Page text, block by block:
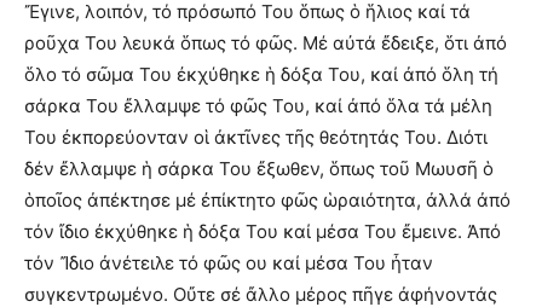
Ἔγινε, λοιπόν, τό πρόσωπό Του ὅπως ὁ ἥλιος καί τά
ροῦχα Του λευκά ὅπως τό φῶς. Μέ αὐτά ἔδειξε, ὅτι ἀπό
ὅλο τό σῶμα Του ἐκχύθηκε ἡ δόξα Του, καί ἀπό ὅλη τή
σάρκα Του ἔλλαμψε τό φῶς Του, καί ἀπό ὅλα τά μέλη
Του ἐκπορεύονταν οἱ ἀκτῖνες τῆς θεότητάς Του. Διότι
δέν ἔλλαμψε ἡ σάρκα Του ἔξωθεν, ὅπως τοῦ Μωυσῆ ὁ
ὁποῖος ἀπέκτησε μέ ἐπίκτητο φῶς ὡραιότητα, ἀλλά ἀπό
τόν ἴδιο ἐκχύθηκε ἡ δόξα Του καί μέσα Του ἔμεινε. Ἀπό
τόν Ἴδιο ἀνέτειλε τό φῶς ου καί μέσα Του ἦταν
συγκεντρωμένο. Οὔτε σέ ἄλλο μέρος πῆγε ἀφήνοντάς